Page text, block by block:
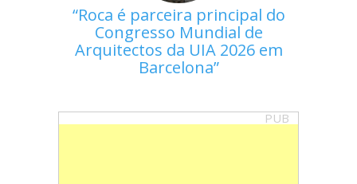
Roca é parceira principal do
Congresso Mundial de
Arquitectos da UIA 2026 em
Barcelona
PUB